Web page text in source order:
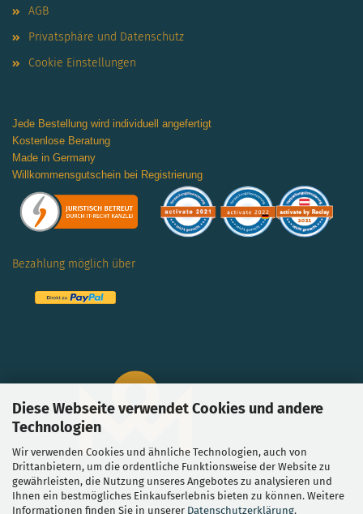
Diese Webseite verwendet Cookies und andere
Technologien
Wir verwenden Cookies und ähnliche Technologien, auch von
Drittanbietern, um die ordentliche Funktionsweise der Website zu
gewährleisten, die Nutzung unseres Angebotes zu analysieren und
Ihnen ein bestmögliches Einkaufserlebnis bieten zu können. Weitere
Informationen finden Sie in unserer Datenschutzerklärung.
AGB
Privatsphäre und Datenschutz
Cookie Einstellungen
Jede Bestellung wird individuell angefertigt
Kostenlose Beratung
Made in Germany
Willkommensgutschein bei Registrierung
Bezahlung möglich über